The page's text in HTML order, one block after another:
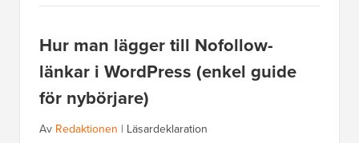
Hur man lägger till Nofollow-
länkar i WordPress (enkel guide
för nybörjare)
Av Redaktionen | Läsardeklaration